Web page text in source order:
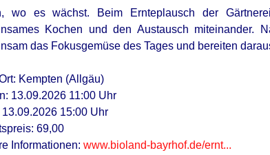
wo es wächst. Beim Ernteplausch der
Kochen und den Austausch miteinander.
das Fokusgemüse des Tages und bereiten
Kempten (Allgäu)
13.09.2026 11:00 Uhr
13.09.2026 15:00 Uhr
69,00
Informationen: www.bioland-bayrhof.de/ernt...